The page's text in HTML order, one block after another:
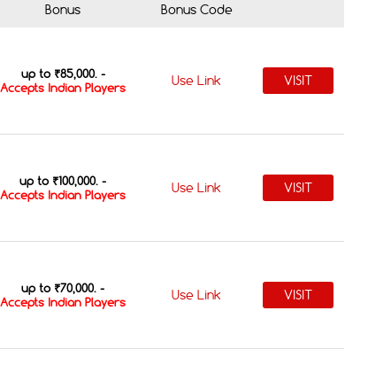
Bonus Bonus Code
up to ₹85,000. -
Accepts Indian Players
Use Link VISIT
up to ₹100,000. -
Accepts Indian Players
Use Link VISIT
up to ₹70,000. -
Accepts Indian Players
Use Link VISIT